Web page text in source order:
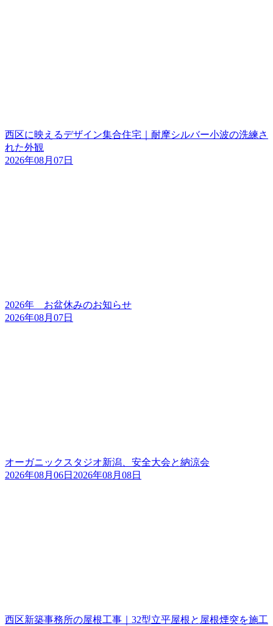
西区に映えるデザイン集合住宅｜耐摩シルバー小波の洗練さ
れた外観
2026年08月07日
2026年 お盆休みのお知らせ
2026年08月07日
オーガニックスタジオ新潟、安全大会と納涼会
2026年08月06日 2026年08月08日
西区新築事務所の屋根工事｜32型立平屋根と屋根煙突を施工